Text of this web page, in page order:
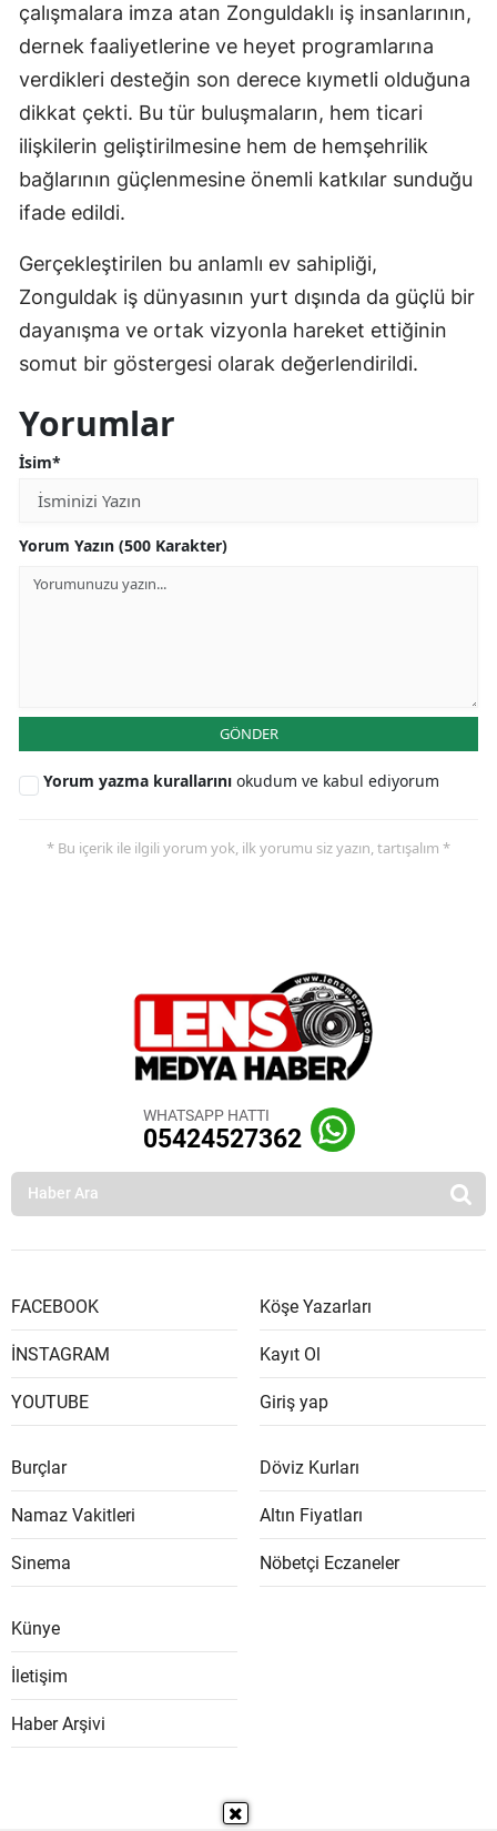
çalışmalara imza atan Zonguldaklı iş insanlarının,
dernek faaliyetlerine ve heyet programlarına
verdikleri desteğin son derece kıymetli olduğuna
dikkat çekti. Bu tür buluşmaların, hem ticari
ilişkilerin geliştirilmesine hem de hemşehrilik
bağlarının güçlenmesine önemli katkılar sunduğu
ifade edildi.
Gerçekleştirilen bu anlamlı ev sahipliği,
Zonguldak iş dünyasının yurt dışında da güçlü bir
dayanışma ve ortak vizyonla hareket ettiğinin
somut bir göstergesi olarak değerlendirildi.
Yorumlar
İsim*
Yorum Yazın (500 Karakter)
GÖNDER
Yorum yazma kurallarını okudum ve kabul ediyorum
* Bu içerik ile ilgili yorum yok, ilk yorumu siz yazın, tartışalım *
WHATSAPP HATTI
05424527362
FACEBOOK
İNSTAGRAM
YOUTUBE
Köşe Yazarları
Kayıt Ol
Giriş yap
Burçlar
Namaz Vakitleri
Sinema
Döviz Kurları
Altın Fiyatları
Nöbetçi Eczaneler
Künye
İletişim
Haber Arşivi